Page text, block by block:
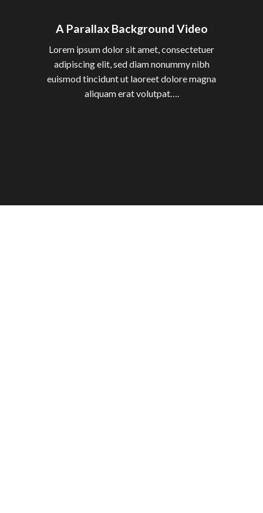
A Parallax Background Video
Lorem ipsum dolor sit amet, consectetuer
adipiscing elit, sed diam nonummy nibh
euismod tincidunt ut laoreet dolore magna
aliquam erat volutpat….